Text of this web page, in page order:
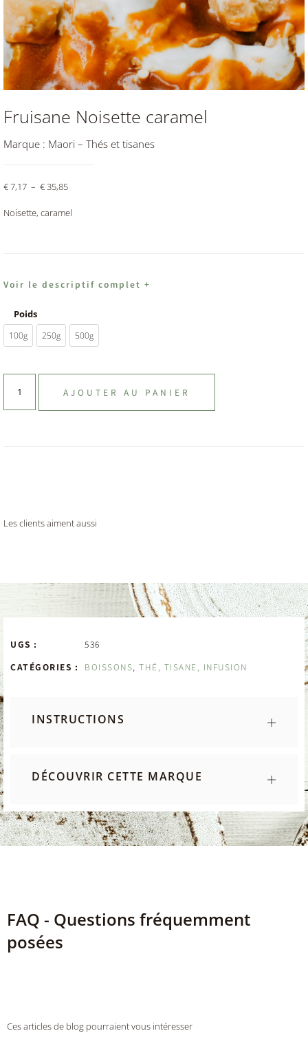
Fruisane Noisette caramel
Marque : Maori – Thés et tisanes
€7,17 – € 35,85
Noisette, caramel
Voir le descriptif complet +
Poids
100g 250g 500g
AJOUTER AU PANIER
Les clients aiment aussi
UGS :
536
CATÉGORIES :
BOISSONS THÉ, TISANE, INFUSION
INSTRUCTIONS
DÉCOUVRIR CETTE MARQUE
FAQ - Questions fréquemment
posées
Ces articles de blog pourraient vous intéresser